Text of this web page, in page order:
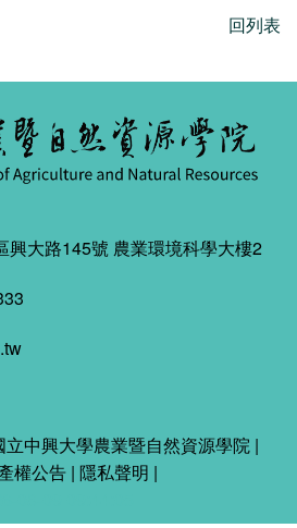
回列表
大路145號 農業環境科學大樓2
中興大學農業暨自然資源學院 |
權公告 | 隱私聲明 |